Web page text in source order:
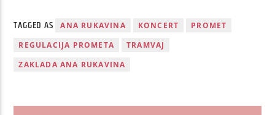
TAGGED AS ANA RUKAVINA KONCERT
PROMET
REGULACIJA PROMETA
TRAMVAJ
ZAKLADA ANA RUKAVINA